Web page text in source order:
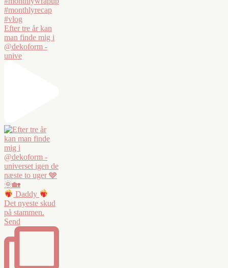
Efter tre år kan
man finde mig i
@dekoform -
unive
Daddy
Det nyeste skud
på stammen.
Send